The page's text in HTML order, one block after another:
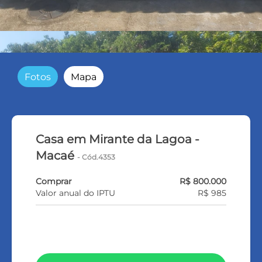
Fotos Mapa
Casa em Mirante da Lagoa -
Macaé - Cód.4353
Comprar
R$ 800.000
Valor anual do IPTU
R$ 985